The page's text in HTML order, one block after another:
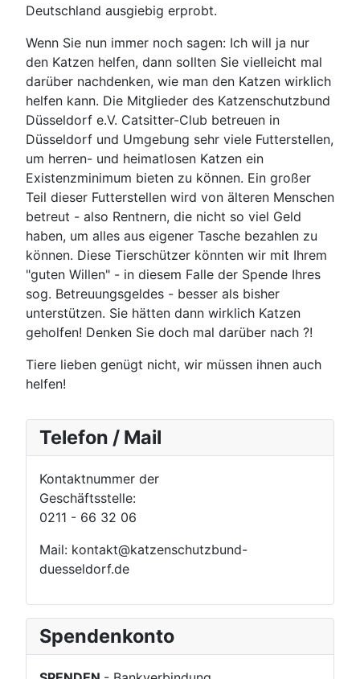
Deutschland ausgiebig erprobt.
Wenn Sie nun immer noch sagen: Ich will ja nur
den Katzen helfen, dann sollten Sie vielleicht mal
darüber nachdenken, wie man den Katzen wirklich
helfen kann. Die Mitglieder des Katzenschutzbund
Düsseldorf e.V. Catsitter-Club betreuen in
Düsseldorf und Umgebung sehr viele Futterstellen,
um herren- und heimatlosen Katzen ein
Existenzminimum bieten zu können. Ein großer
Teil dieser Futterstellen wird von älteren Menschen
betreut - also Rentnern, die nicht so viel Geld
haben, um alles aus eigener Tasche bezahlen zu
können. Diese Tierschützer könnten wir mit Ihrem
"guten Willen" - in diesem Falle der Spende Ihres
sog. Betreuungsgeldes - besser als bisher
unterstützen. Sie hätten dann wirklich Katzen
geholfen! Denken Sie doch mal darüber nach ?!
Tiere lieben genügt nicht, wir müssen ihnen auch
helfen!
Telefon / Mail
Kontaktnummer der
Geschäftsstelle:
0211 - 66 32 06
Mail: kontakt@katzenschutzbund-
duesseldorf.de
Spendenkonto